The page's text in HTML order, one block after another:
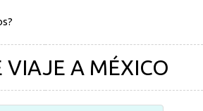
VIAJE A MÉXICO